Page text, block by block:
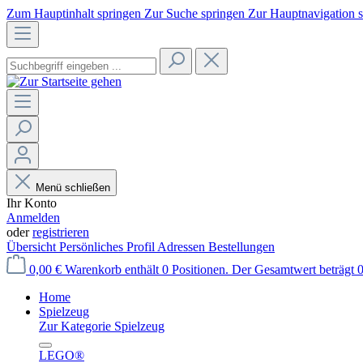
Zum Hauptinhalt springen Zur Suche springen Zur Hauptnavigation
Menü schließen
Ihr Konto
Anmelden
oderregistrieren
Übersicht Persönliches Profil Adressen Bestellungen
0,00 € Warenkorb enthält 0 Positionen. Der Gesamtwert beträgt
Home
Spielzeug
Zur Kategorie Spielzeug
LEGO®